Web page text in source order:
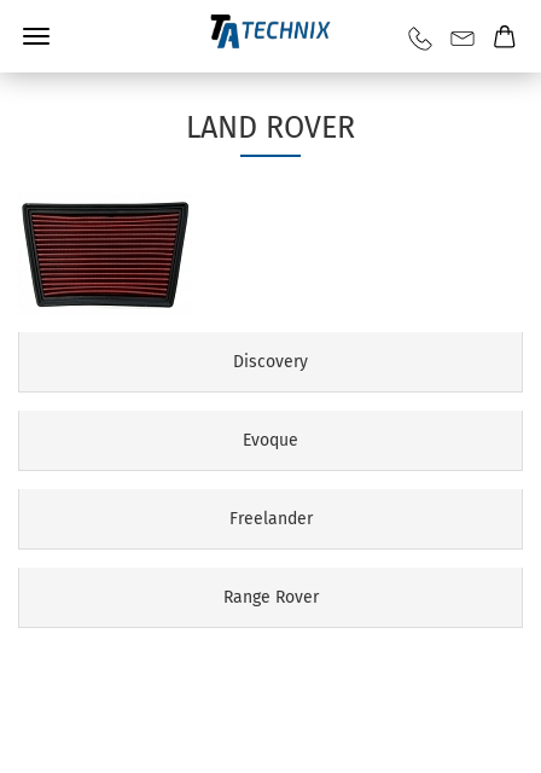
LAND ROVER
Discovery
Evoque
Freelander
Range Rover